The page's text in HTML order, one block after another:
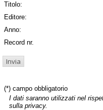
Titolo:
Editore:
Anno:
Record nr.
(*) campo obbligatorio
I dati saranno utilizzati nel
sulla privacy.